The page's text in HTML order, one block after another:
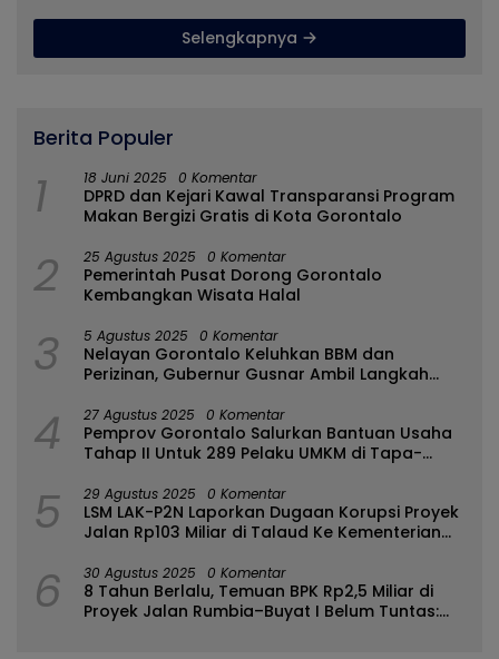
Selengkapnya
Berita Populer
1 18 Juni 2025 0 Komentar
DPRD dan Kejari Kawal Transparansi Program
Makan Bergizi Gratis di Kota Gorontalo
2 25 Agustus 2025 0 Komentar
Pemerintah Pusat Dorong Gorontalo
Kembangkan Wisata Halal
3 5 Agustus 2025 0 Komentar
Nelayan Gorontalo Keluhkan BBM dan
Perizinan, Gubernur Gusnar Ambil Langkah
4 27 Agustus 2025 0 Komentar
Pemprov Gorontalo Salurkan Bantuan Usaha
Tahap II Untuk 289 Pelaku UMKM di Tapa-
5 29 Agustus 2025 0 Komentar
LSM LAK-P2N Laporkan Dugaan Korupsi Proyek
Jalan Rp103 Miliar di Talaud Ke Kementerian
6 30 Agustus 2025 0 Komentar
8 Tahun Berlalu, Temuan BPK Rp2,5 Miliar di
Proyek Jalan Rumbia–Buyat I Belum Tuntas: